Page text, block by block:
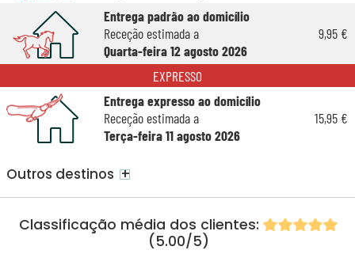
Classificação média dos clientes:
(5.00/5)
Entrega padrão ao domicílio
Receção estimada a
Quarta-feira 12 agosto 2026
9,95 €
EXPRESSO
Entrega expresso ao domicílio
Receção estimada a
Terça-feira 11 agosto 2026
15,95 €
Outros destinos +